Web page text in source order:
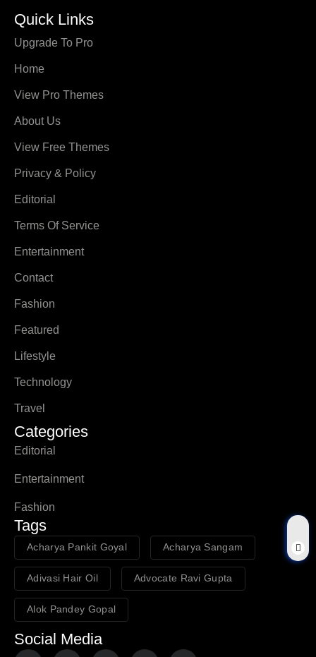
Quick Links
Upgrade To Pro
Home
View Pro Themes
About Us
View Free Themes
Privacy & Policy
Editorial
Terms Of Service
Entertainment
Contact
Fashion
Featured
Lifestyle
Technology
Travel
Categories
Editorial
Entertainment
Fashion
Tags
Acharya Pankit Goyal Acharya Sangam
Adivasi Hair Oil Advocate Ravi Gupta
Alok Pandey Gopal
Social Media